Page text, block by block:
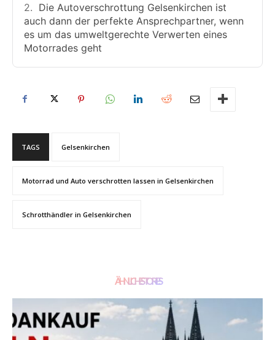
Die Autoverschrottung Gelsenkirchen ist
auch dann der perfekte Ansprechpartner, wenn
es um das umweltgerechte Verwerten eines
Motorrades geht
TAGS Gelsenkirchen
Motorrad und Auto verschrotten lassen in Gelsenkirchen
Schrotthändler in Gelsenkirchen
ÄHNLICHE STORIES